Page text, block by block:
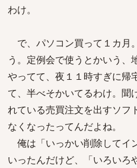
わけ。
で、パソコン買って１カ月
う。定例会で使うとかいう、
やってて、夜１１時すぎに帰
て、半べそかいてるわけ。聞
れている売買注文を出すソフ
なくなったってんだよね。
俺は「いっかい削除してイ
いったんだけど、「いろいろ